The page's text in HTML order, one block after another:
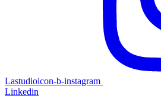
Lastudioicon-b-instagram
Linkedin